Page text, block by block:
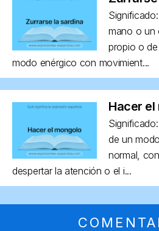
mano o un
propio o
modo enérgico con movimient...
Hacer el
de un
normal,
despertar la atención o el i...